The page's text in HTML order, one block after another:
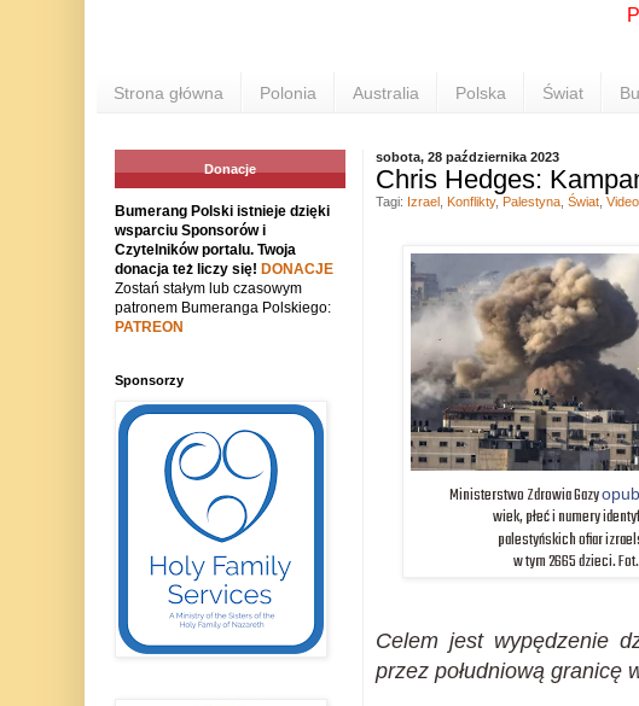
Strona główna Polonia Australia Polska Świat
sobota, 28 października 2023
Chris Hedges:
Ministerstwo Zdrowia Gazy
wiek, płeć i numery
palestyńskich ofiar
w tym 2665 dzieci. Fot.
Celem jest wypędzenie
przez południową granicę
Tagi: Izrael, Konflikty, Palestyna, Świat, Video,
Donacje
Bumerang Polski istnieje dzięki
wsparciu Sponsorów i
Czytelników portalu. Twoja
donacja też liczy się! DONACJE
Zostań stałym lub czasowym
patronem Bumeranga Polskiego:
PATREON
Sponsorzy